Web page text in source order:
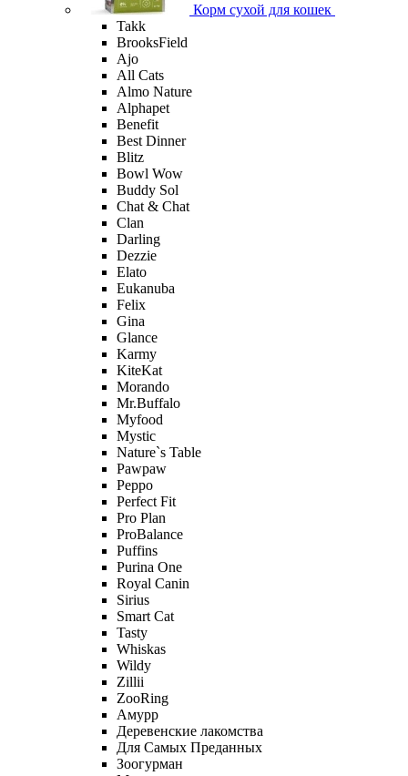
Корм сухой для кошек
Takk
BrooksField
Ajo
All Cats
Almo Nature
Alphapet
Benefit
Best Dinner
Blitz
Bowl Wow
Buddy Sol
Chat & Chat
Clan
Darling
Dezzie
Elato
Eukanuba
Felix
Gina
Glance
Karmy
KiteKat
Morando
Mr.Buffalo
Myfood
Mystic
Nature`s Table
Pawpaw
Peppo
Perfect Fit
Pro Plan
ProBalance
Puffins
Purina One
Royal Canin
Sirius
Smart Cat
Tasty
Whiskas
Wildy
Zillii
ZooRing
Амурр
Деревенские лакомства
Для Самых Преданных
Зоогурман